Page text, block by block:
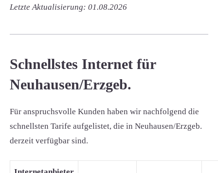
Letzte Aktualisierung: 01.08.2026
Schnellstes Internet für
Neuhausen/Erzgeb.
Für anspruchsvolle Kunden haben wir nachfolgend die
schnellsten Tarife aufgelistet, die in Neuhausen/Erzgeb.
derzeit verfügbar sind.